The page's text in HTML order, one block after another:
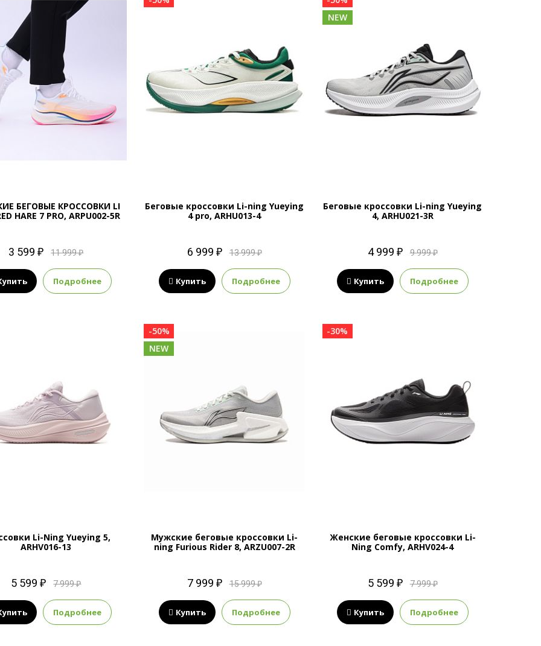
БЕГОВЫЕ КРОССОВКИ LI
HARE 7 PRO, ARPU002-5R
3 599 ₽ 11 999 ₽
Подробнее
Беговые кроссовки Li-ning Yueying
4 pro, ARHU013-4
6 999 ₽ 13 999 ₽
Купить Подробнее
NEW
Беговые кроссовки Li-ning Yueying
4, ARHU021-3R
4 999 ₽ 9 999 ₽
Купить Подробнее
Li-Ning Yueying 5,
ARHV016-13
5 599 ₽ 7 999 ₽
Подробнее
-50%
NEW
Мужские беговые кроссовки Li-
ning Furious Rider 8, ARZU007-2R
7 999 ₽ 15 999 ₽
Купить Подробнее
-30%
Женские беговые кроссовки Li-
Ning Comfy, ARHV024-4
5 599 ₽ 7 999 ₽
Купить Подробнее